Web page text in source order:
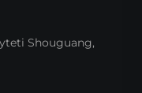
Shouguang,